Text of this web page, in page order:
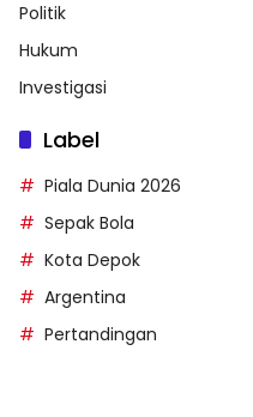
Politik
Hukum
Investigasi
Label
Piala Dunia 2026
Sepak Bola
Kota Depok
Argentina
Pertandingan